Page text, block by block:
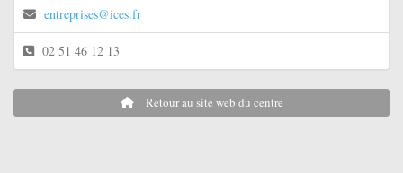
entreprises@ices.fr
02 51 46 12 13
Retour au site web du centre